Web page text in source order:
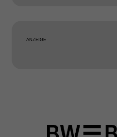
ANZEIGE